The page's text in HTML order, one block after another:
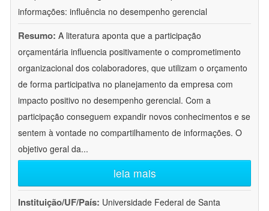
informações: influência no desempenho gerencial
Resumo: A literatura aponta que a participação
orçamentária influencia positivamente o comprometimento
organizacional dos colaboradores, que utilizam o orçamento
de forma participativa no planejamento da empresa com
impacto positivo no desempenho gerencial. Com a
participação conseguem expandir novos conhecimentos e se
sentem à vontade no compartilhamento de informações. O
objetivo geral da...
leia mais
Instituição/UF/País: Universidade Federal de Santa